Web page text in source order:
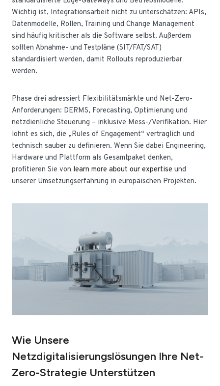
Wichtig ist, Integrationsarbeit nicht zu unterschätzen: APIs,
Datenmodelle, Rollen, Training und Change Management
sind häufig kritischer als die Software selbst. Außerdem
sollten Abnahme- und Testpläne (SIT/FAT/SAT)
standardisiert werden, damit Rollouts reproduzierbar
werden.
Phase drei adressiert Flexibilitätsmärkte und Net-Zero-
Anforderungen: DERMS, Forecasting, Optimierung und
netzdienliche Steuerung – inklusive Mess-/Verifikation. Hier
lohnt es sich, die „Rules of Engagement“ vertraglich und
technisch sauber zu definieren. Wenn Sie dabei Engineering,
Hardware und Plattform als Gesamtpaket denken,
profitieren Sie von learn more about our expertise und
unserer Umsetzungserfahrung in europäischen Projekten.
Wie Unsere
Netzdigitalisierungslösungen Ihre Net-
Zero-Strategie Unterstützen